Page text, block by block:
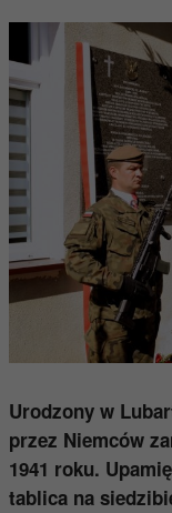
Urodzony w
przez Niemców
1941 roku.
tablica na